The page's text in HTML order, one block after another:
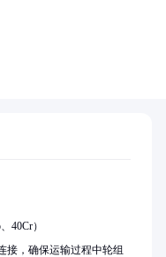
40Cr）
接，确保运输过程中轮组